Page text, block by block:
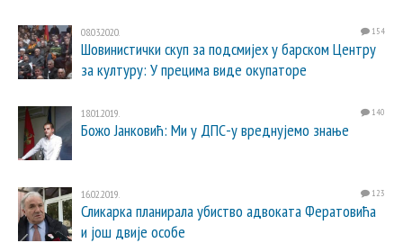
08.03.2020. 154
Шовинистички скуп за подсмијех у барском Центру
за културу: У прецима виде окупаторе
18.01.2019. 140
Божо Јанковић: Ми у ДПС-у вреднујемо знање
16.02.2019. 123
Сликарка планирала убиство адвоката Фератовића
и још двије особе